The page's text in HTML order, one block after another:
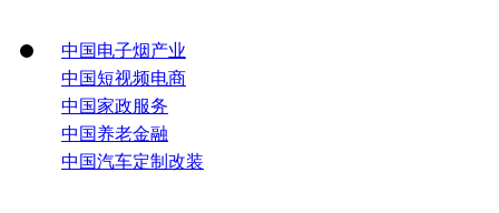
中国电子烟产业
中国短视频电商
中国家政服务
中国养老金融
中国汽车定制改装